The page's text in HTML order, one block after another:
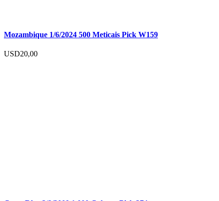
Mozambique 1/6/2024 500 Meticais Pick W159
USD20,00